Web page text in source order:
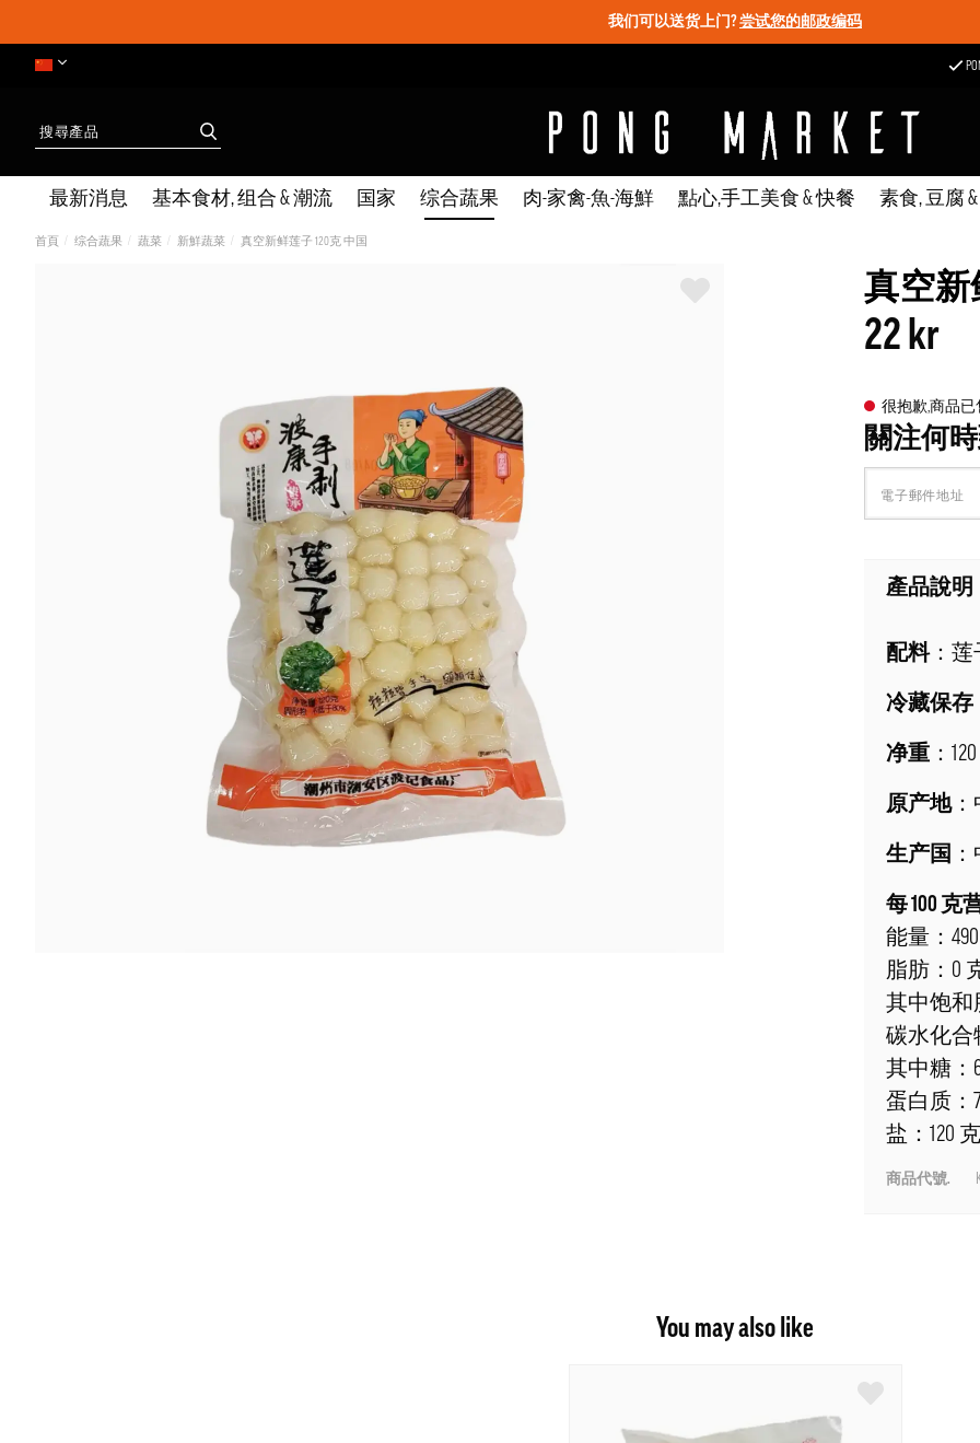
我们可以送货上门?尝试您的邮政编码
最新消息 基本食材, 组合 & 潮流 国家 综合蔬果 肉-家禽-魚-海鮮 點心,手工美食 & 快餐 素食, 豆腐
首頁 综合蔬果 蔬菜 新鮮蔬菜 真空新鲜莲子 120克 中国
真空新
22 kr
很抱歉,商品
關注何
產品說明
配料：莲
冷藏保存
净重 ：
原产地：
生产国
每 100 克
能量：
脂肪：0
其中饱和
碳水化合
其中糖：
蛋白质：
盐：120 克
商品代號.
You may also like